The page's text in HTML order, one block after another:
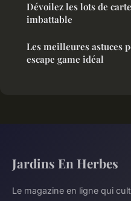
Dévoilez les lots de
imbattable
Les meilleures astuces
escape game idéal
Jardins En Herbes
Le magazine en ligne qui